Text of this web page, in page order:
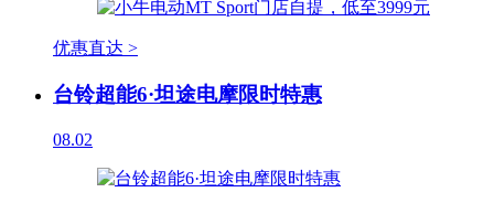
优惠直达 >
台铃超能6·坦途电摩限时特惠
08.02